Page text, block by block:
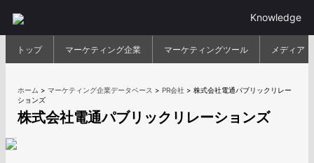
Knowledge
トップ マーケティング企業 マーケティングツール メディア
ホーム >マーケティング企業データベース > PR会社 >株式会社電通パブリックリレー
ションズ
株式会社電通パブリックリレーションズ